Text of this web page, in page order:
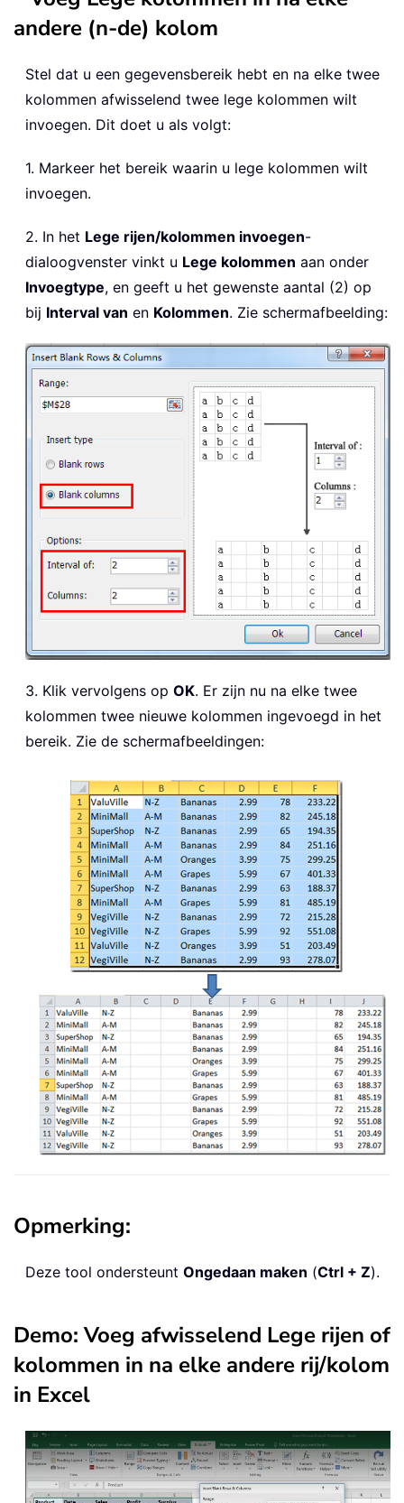
andere (n-de) kolom
Stel dat u een gegevensbereik hebt en na elke twee
kolommen afwisselend twee lege kolommen wilt
invoegen. Dit doet u als volgt:
1. Markeer het bereik waarin u lege kolommen wilt
invoegen.
2. In het Lege rijen/kolommen invoegen-
dialoogvenster vinkt u Lege kolommen aan onder
Invoegtype, en geeft u het gewenste aantal (2) op
bij Interval van en Kolommen. Zie schermafbeelding:
3. Klik vervolgens op OK. Er zijn nu na elke twee
kolommen twee nieuwe kolommen ingevoegd in het
bereik. Zie de schermafbeeldingen:
Opmerking:
Deze tool ondersteunt Ongedaan maken (Ctrl + Z).
Demo: Voeg afwisselend Lege rijen of
kolommen in na elke andere rij/kolom
in Excel